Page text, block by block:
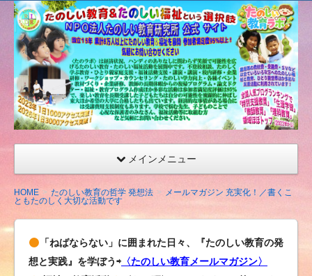
たの
しい
教育
研究
所
（沖
縄）
公式
ト
メインメニュー
HOME たのしい教育の哲学 発想法
メールマガジン 充実化！／書くこ
ともたのしく大切な活動です
「ねばならない」に囲まれた日々、『たのしい教育の発
想と実践』を学ぼう⇨ 〈たのしい教育メールマガジン〉